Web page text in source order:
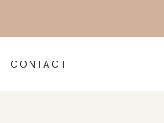
CONTACT